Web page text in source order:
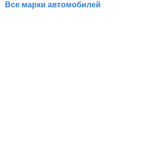
Все марки автомобилей